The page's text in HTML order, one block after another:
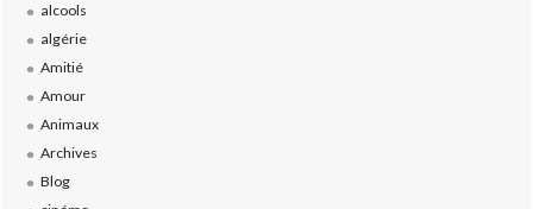
alcools
algérie
Amitié
Amour
Animaux
Archives
Blog